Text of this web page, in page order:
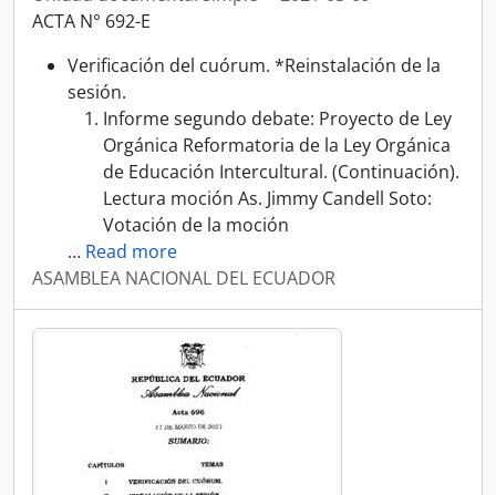
ACTA N° 692-E
Verificación del cuórum. *Reinstalación de la
sesión.
Informe segundo debate: Proyecto de Ley
Orgánica Reformatoria de la Ley Orgánica
de Educación Intercultural. (Continuación).
Lectura moción As. Jimmy Candell Soto:
Votación de la moción
… Read more
ASAMBLEA NACIONAL DEL ECUADOR